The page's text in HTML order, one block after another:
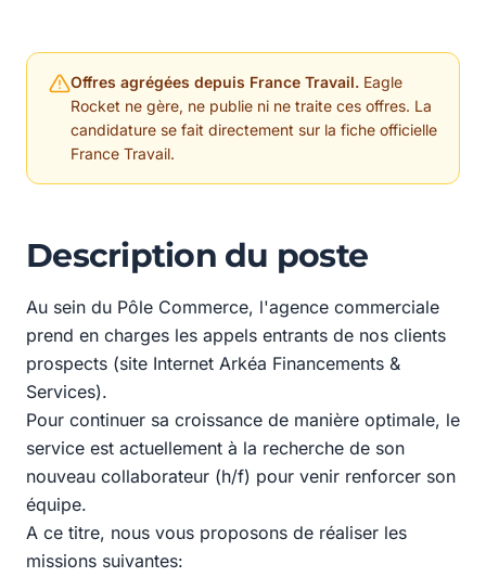
Offres agrégées depuis France Travail. Eagle
Rocket ne gère, ne publie ni ne traite ces offres. La
candidature se fait directement sur la fiche officielle
France Travail.
Description du poste
Au sein du Pôle Commerce, l'agence commerciale
prend en charges les appels entrants de nos clients
prospects (site Internet Arkéa Financements &
Services).
Pour continuer sa croissance de manière optimale, le
service est actuellement à la recherche de son
nouveau collaborateur (h/f) pour venir renforcer son
équipe.
A ce titre, nous vous proposons de réaliser les
missions suivantes: